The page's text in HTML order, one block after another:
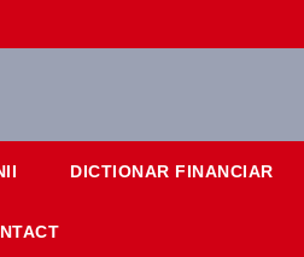
DICTIONAR FINANCIAR